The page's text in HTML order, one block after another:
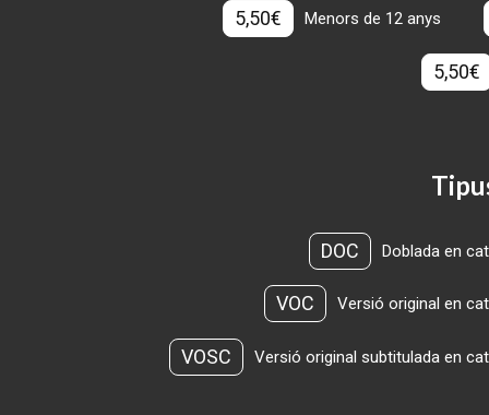
5,50€ Menors de 12 anys
5,50€
DOC Doblada en
VOC Versió original en
VOSC Versió original subtitulada en